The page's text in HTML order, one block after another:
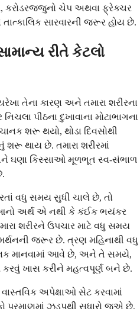
કરોડરજ્જુનો ચેપ અથવા ફ્રેક્ચર
સારવારની જરૂર હોય છે.
રીતે કેટલો
તેના કારણ અને તમારા શરીરના
પીઠના દુખાવાના મોટાભાગના
શરૂ થયો, થોડા દિવસોથી
શરૂ થાય છે. તમારા શરીરમાં
ઘણા કિસ્સાઓ મૂળભૂત સ્વ-સંભાળ
વધુ સમય સુધી ચાલે છે, તો
અર્થ એ નથી કે કંઈક ભયંકર
શરીરને ઉપચાર માટે વધુ સમય
જરૂર છે. ત્રણ મહિનાથી વધુ
માનવામાં આવે છે, અને તે સમયે,
કરવું ખાસ કરીને મહત્વપૂર્ણ બને છે.
અપેક્ષાઓ સેટ કરવામાં
પ્રમાણમાં ઝડપથી સુધારો જુએ છે,